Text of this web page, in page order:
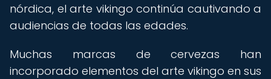
nórdica, el arte vikingo continúa cautivando a
audiencias de todas las edades.
Muchas marcas de cervezas han
incorporado elementos del arte vikingo en sus